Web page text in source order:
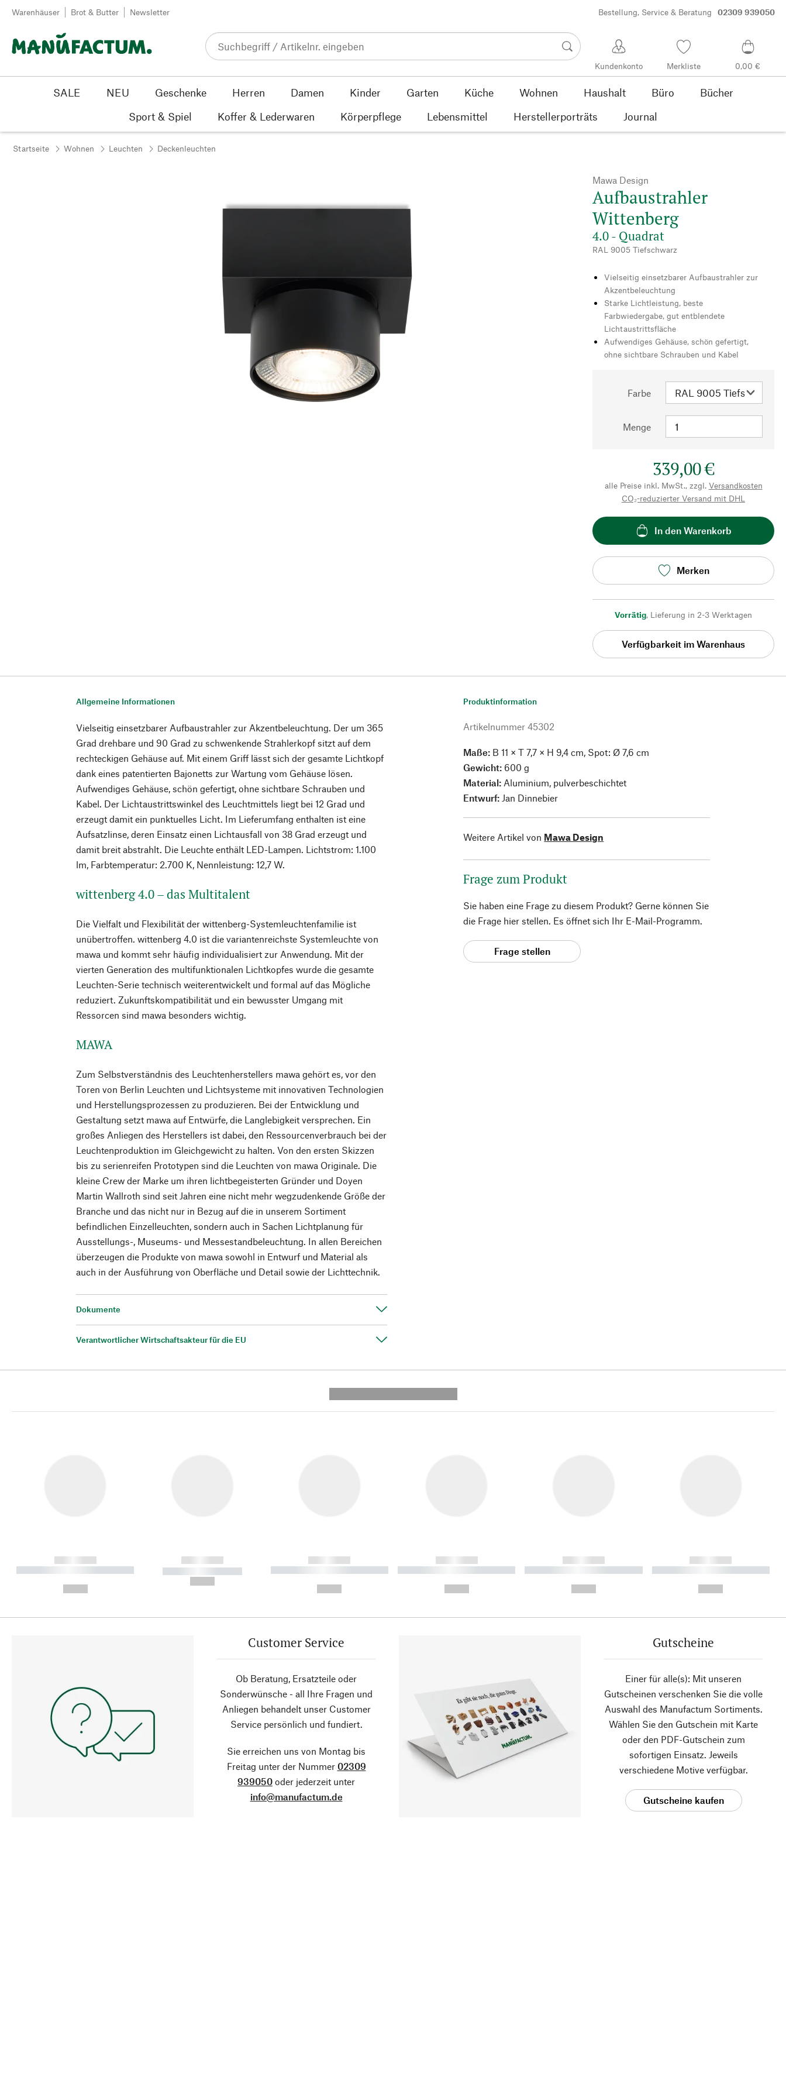
Zum Inhalt springen
Warenhäuser Brot & Butter Newsletter Bestellung, Service & Beratung 02309 939050
Kundenkonto Merkliste 0,00 €
SALE NEU Geschenke Herren Damen Kinder Garten Küche Wohnen Haushalt Büro
Bücher
Sport & Spiel
Koffer & Lederwaren Körperpflege Lebensmittel Herstellerporträts Journal
Startseite Wohnen Leuchten Deckenleuchten
Mawa Design
Aufbaustrahler
Wittenberg
4.0 - Quadrat
RAL 9005 Tiefschwarz
Vielseitig einsetzbarer Aufbaustrahler zur
Akzentbeleuchtung
Starke Lichtleistung, beste
Farbwiedergabe, gut entblendete
Lichtaustrittsfläche
Aufwendiges Gehäuse, schön gefertigt,
ohne sichtbare Schrauben und Kabel
Farbe
Menge
339,00 €
alle Preise inkl. MwSt., zzgl. Versandkosten
CO₂-reduzierter Versand mit DHL
In den Warenkorb
Merken
Vorrätig, Lieferung in 2-3 Werktagen
Verfügbarkeit im Warenhaus
Allgemeine Informationen
Vielseitig einsetzbarer Aufbaustrahler zur Akzentbeleuchtung. Der um 365
Grad drehbare und 90 Grad zu schwenkende Strahlerkopf sitzt auf dem
rechteckigen Gehäuse auf. Mit einem Griff lässt sich der gesamte Lichtkopf
dank eines patentierten Bajonetts zur Wartung vom Gehäuse lösen.
Aufwendiges Gehäuse, schön gefertigt, ohne sichtbare Schrauben und
Kabel. Der Lichtaustrittswinkel des Leuchtmittels liegt bei 12 Grad und
erzeugt damit ein punktuelles Licht. Im Lieferumfang enthalten ist eine
Aufsatzlinse, deren Einsatz einen Lichtausfall von 38 Grad erzeugt und
damit breit abstrahlt. Die Leuchte enthält LED-Lampen. Lichtstrom: 1.100
lm, Farbtemperatur: 2.700 K, Nennleistung: 12,7 W.
wittenberg 4.0 – das Multitalent
Die Vielfalt und Flexibilität der wittenberg-Systemleuchtenfamilie ist
unübertroffen. wittenberg 4.0 ist die variantenreichste Systemleuchte von
mawa und kommt sehr häufig individualisiert zur Anwendung. Mit der
vierten Generation des multifunktionalen Lichtkopfes wurde die gesamte
Leuchten-Serie technisch weiterentwickelt und formal auf das Mögliche
reduziert. Zukunftskompatibilität und ein bewusster Umgang mit
Ressorcen sind mawa besonders wichtig.
MAWA
Zum Selbstverständnis des Leuchtenherstellers mawa gehört es, vor den
Toren von Berlin Leuchten und Lichtsysteme mit innovativen Technologien
und Herstellungsprozessen zu produzieren. Bei der Entwicklung und
Gestaltung setzt mawa auf Entwürfe, die Langlebigkeit versprechen. Ein
großes Anliegen des Herstellers ist dabei, den Ressourcenverbrauch bei der
Leuchtenproduktion im Gleichgewicht zu halten. Von den ersten Skizzen
bis zu serienreifen Prototypen sind die Leuchten von mawa Originale. Die
kleine Crew der Marke um ihren lichtbegeisterten Gründer und Doyen
Martin Wallroth sind seit Jahren eine nicht mehr wegzudenkende Größe der
Branche und das nicht nur in Bezug auf die in unserem Sortiment
befindlichen Einzelleuchten, sondern auch in Sachen Lichtplanung für
Ausstellungs-, Museums- und Messestandbeleuchtung. In allen Bereichen
überzeugen die Produkte von mawa sowohl in Entwurf und Material als
auch in der Ausführung von Oberfläche und Detail sowie der Lichttechnik.
Dokumente
Verantwortlicher Wirtschaftsakteur für die EU
Produktinformation
Artikelnummer 45302
Maße: B 11 × T 7,7 × H 9,4 cm, Spot: Ø 7,6 cm
Gewicht: 600 g
Material: Aluminium, pulverbeschichtet
Entwurf: Jan Dinnebier
Weitere Artikel von Mawa Design
Frage zum Produkt
Sie haben eine Frage zu diesem Produkt? Gerne können Sie
die Frage hier stellen. Es öffnet sich Ihr E-Mail-Programm.
Frage stellen
------------
----------- ----------- ----------
------------
----------- -----------
------------
----------- ----------- ----------
------------
----------- ----------- ----------
------------
----------- ----------- ----------
------------
----------- ----------- ----------
Customer Service
Ob Beratung, Ersatzteile oder
Sonderwünsche - all Ihre Fragen und
Anliegen behandelt unser Customer
Service persönlich und fundiert.
Sie erreichen uns von Montag bis
Freitag unter der Nummer 02309
939050 oder jederzeit unter
info@manufactum.de
Gutscheine
Einer für alle(s): Mit unseren
Gutscheinen verschenken Sie die volle
Auswahl des Manufactum Sortiments.
Wählen Sie den Gutschein mit Karte
oder den PDF-Gutschein zum
sofortigen Einsatz. Jeweils
verschiedene Motive verfügbar.
Gutscheine kaufen